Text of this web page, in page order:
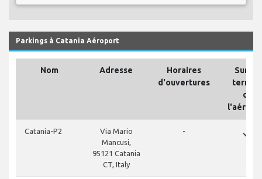
Parkings à Catania Aéroport
Nom Adresse
Horaires
d'ouvertures
Sur les
de
Catania-P2
Via Mario
Mancusi,
95121 Catania
CT, Italy
- done